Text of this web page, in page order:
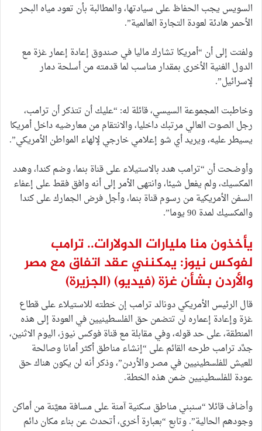
السويس يجب الحفاظ على سيادتها، والمطالبة بأن تعود مياه البحر
الأحمر هادئة لعودة التجارة العالمية”.
ولفتت إلى أن “أمريكا تشارك ماليا في صندوق إعادة إعمار غزة مع
الدول الغنية الأخرى بمقدار مناسب لما قدمته من أسلحة دمار
لإسرائيل”.
وخاطبت المجموعة السيسي، قائلة له: “عليك أن تتذكر أن ترامب،
رجل الصوت العالي مرتبك داخليا، والانتقام من معارضيه داخل أمريكا
يسيطر عليه، ويريد أي شو إعلامي خارجي لإلهاء المواطن الأمريكي”.
وأوضحت أن “ترامب هدد بالاستيلاء على قناة بنما، وضم كندا، وهدد
المكسيك، ولم يفعل شيئا، وانتهى الأمر إلى أنه وافق فقط على إعفاء
السفن الأمريكية من رسوم قناة بنما، وأجل فرض الجمارك على كندا
والمكسيك لمدة 90 يوما”.
يأخذون منا مليارات الدولارات.. ترامب
لفوكس نيوز: يمكنني عقد اتفاق مع مصر
والأردن بشأن غزة (فيديو)(الجزيرة)
قال الرئيس الأمريكي دونالد ترامب إن خطته للاستيلاء على قطاع
غزة وإعادة إعماره لن تتضمن حق الفلسطينيين في العودة إلى هذه
المنطقة، على حد قوله، وفي مقابلة مع قناة فوكس نيوز، اليوم الاثنين،
جدَّد ترامب طرحه القائم على “إنشاء مناطق أكثر أمانا وصالحة
للعيش للفلسطينيين في مصر والأردن”، وذكر أنه لن يكون هناك حق
عودة للفلسطينيين ضمن هذه الخطة.
وأضاف قائلا “سنبني مناطق سكنية آمنة على مسافة معيَّنة من أماكن
وجودهم الحالية”. وتابع “بعبارة أخرى، أتحدث عن بناء مكان دائم